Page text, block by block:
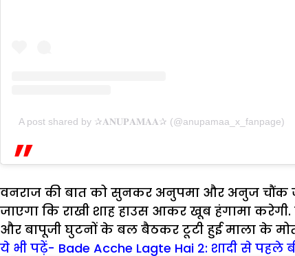
A post shared by ✰𝐀𝐍𝐔𝐏𝐀𝐌𝐀𝐀✰ (@anupamaa_x_fanpage)
वनराज की बात को सुनकर अनुपमा और अनुज चौंक
जाएगा कि राखी शाह हाउस आकर खूब हंगामा
और बापूजी घुटनों के बल बैठकर टूटी हुई माला के
ये भी पढ़ें- Bade Acche Lagte Hai 2: शादी से पहले